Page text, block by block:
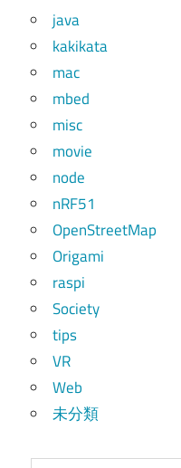
java
kakikata
mac
mbed
misc
movie
node
nRF51
OpenStreetMap
Origami
raspi
Society
tips
VR
Web
未分類